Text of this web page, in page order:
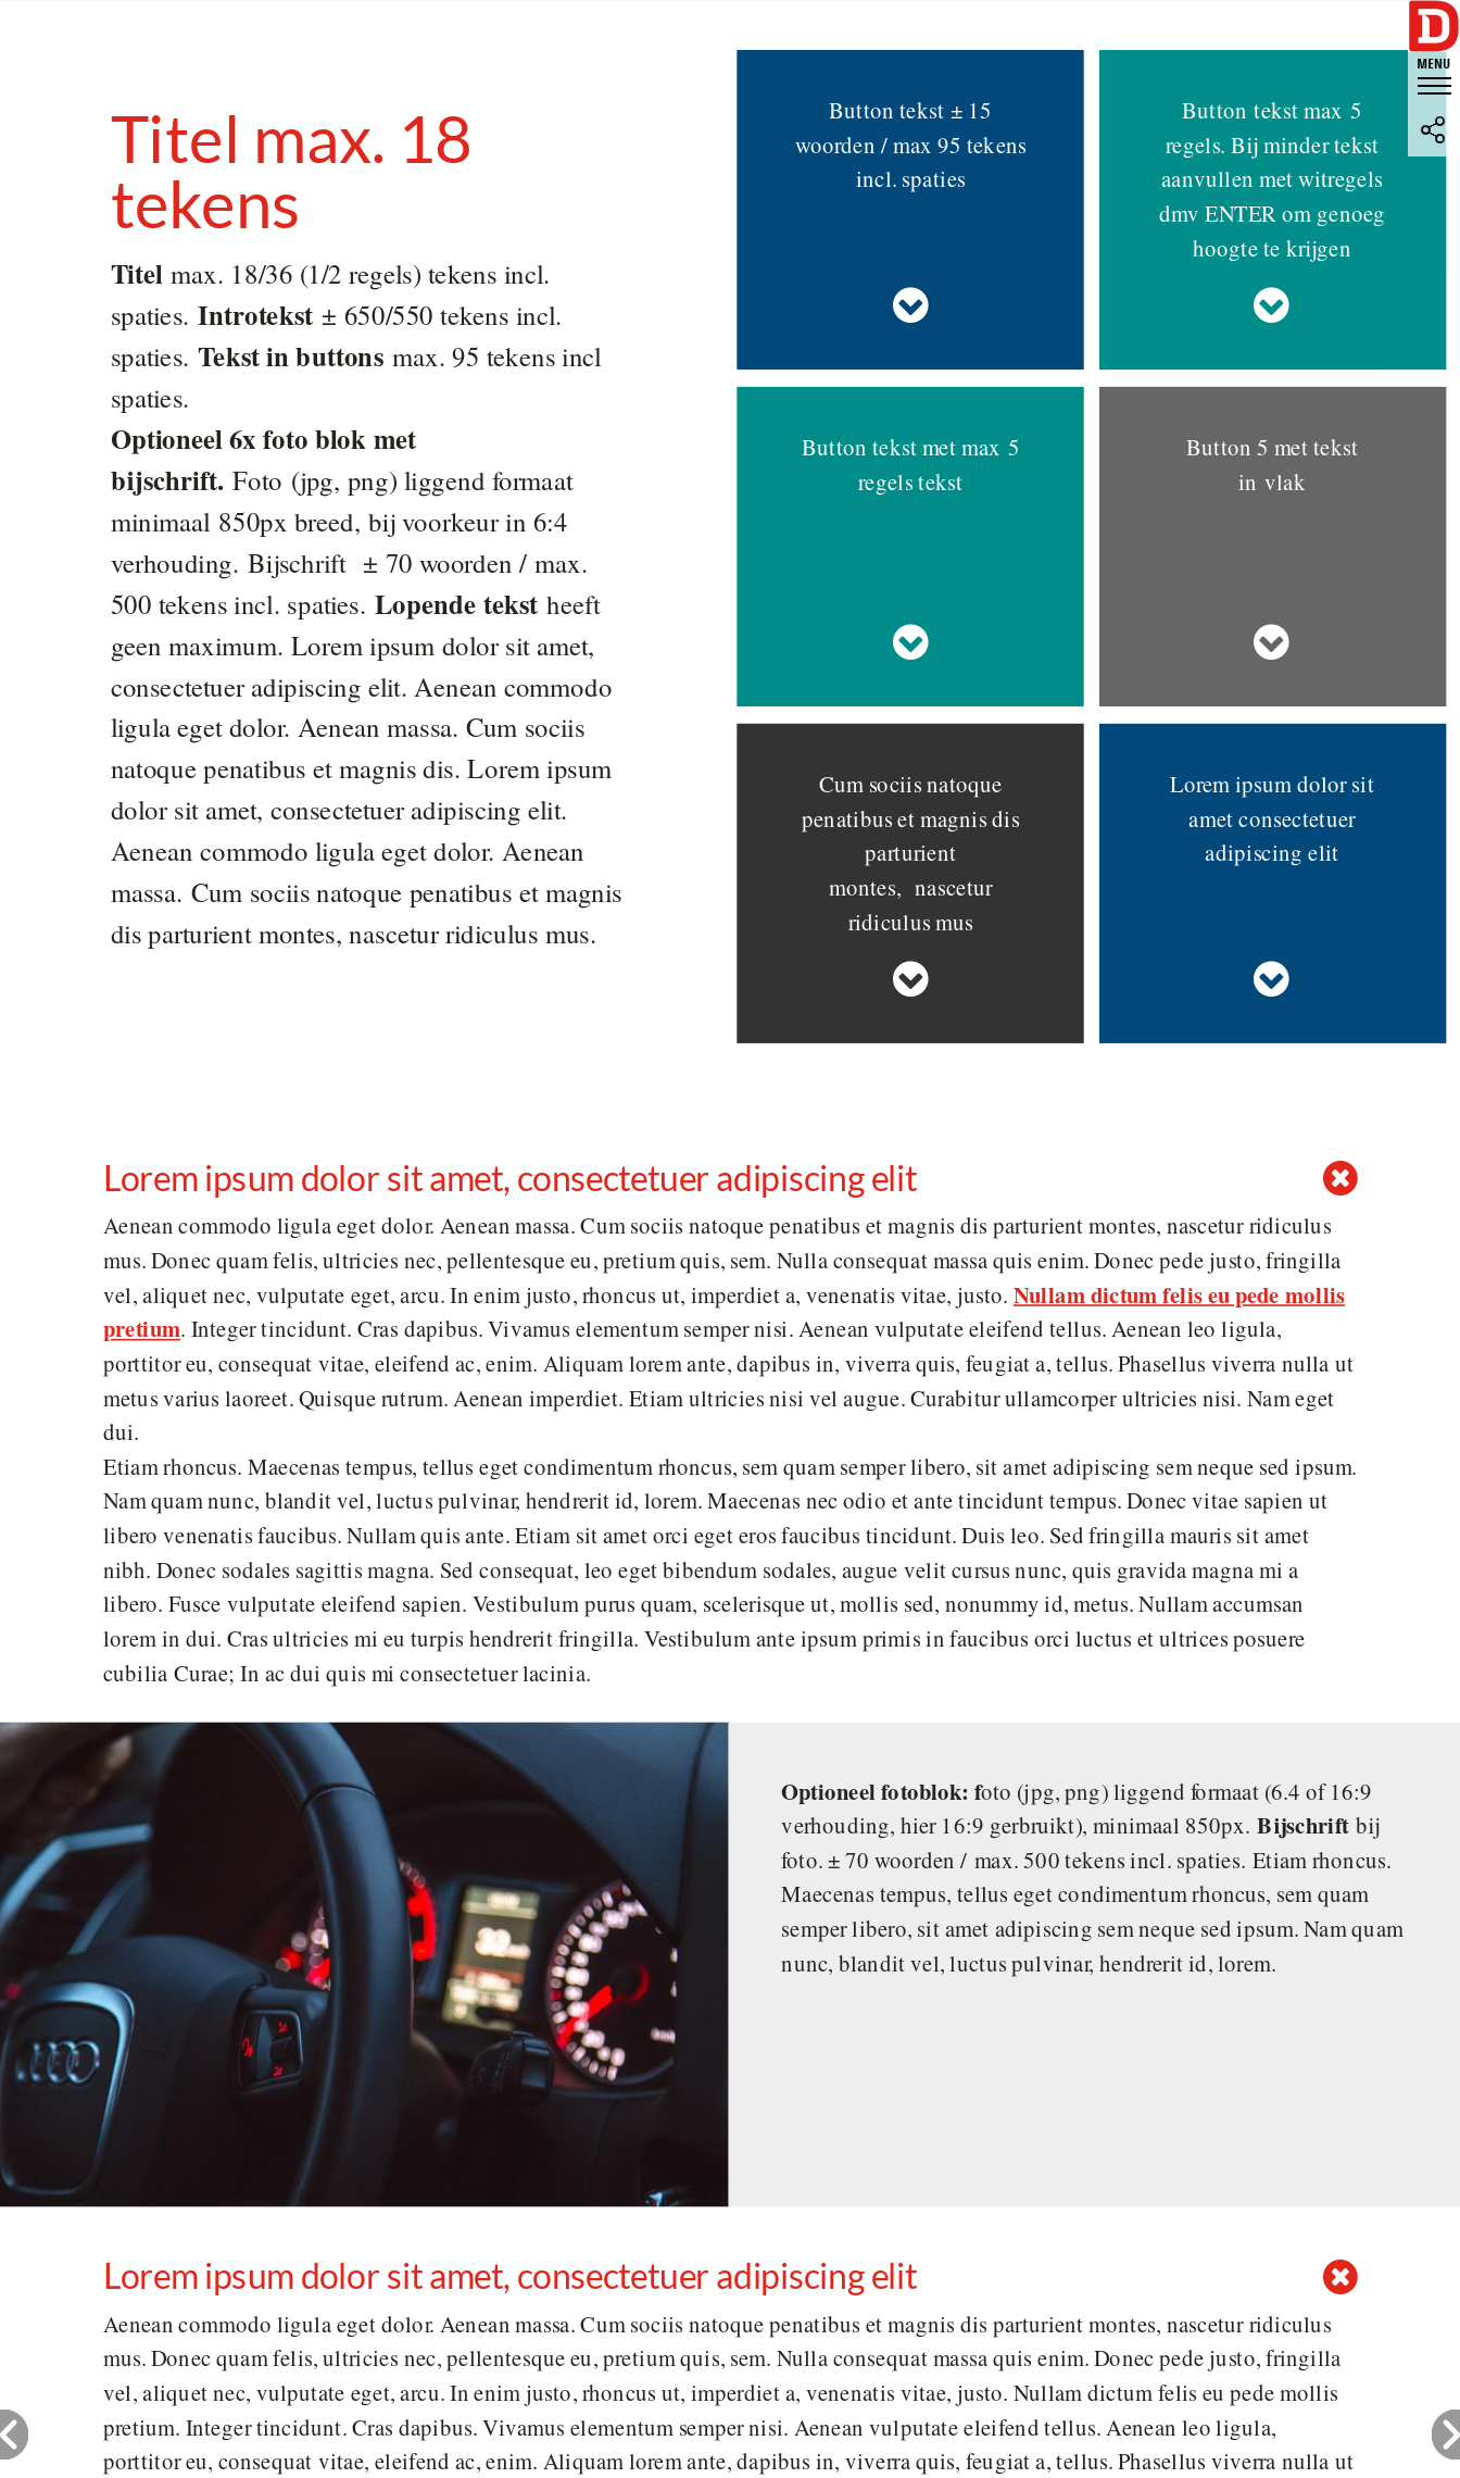
Titel max. 18
tekens
Titel max. 18/36 (1/2 regels) tekens incl.
spaties.Introtekst ± 650/550 tekens incl.
spaties.Tekst in buttonsmax. 95 tekens incl
spaties.
Optioneel 6x foto blok met
bijschrift. Foto (jpg, png) liggend formaat
minimaal 850px breed, bij voorkeur in 6:4
verhouding. Bijschrift ± 70 woorden / max.
500 tekens incl. spaties.Lopende tekst heeft
geen maximum. Lorem ipsum dolor sit amet,
consectetuer adipiscing elit. Aenean commodo
ligula eget dolor. Aenean massa. Cum sociis
natoque penatibus et magnis dis. Lorem ipsum
dolor sit amet, consectetuer adipiscing elit.
Aenean commodo ligula eget dolor. Aenean
massa. Cum sociis natoque penatibus et magnis
dis parturient montes, nascetur ridiculus mus.
Button tekst± 15
woorden / max 95 tekens
incl. spaties
Button tekst met max 5
regels tekst
Cum sociis natoque
penatibus et magnis dis
parturient
montes, nascetur
ridiculus mus
Button tekst max 5
regels. Bij minder tekst
aanvullen met witregels
dmv ENTER om genoeg
hoogte te krijgen
Button 5 met tekst
in vlak
Lorem ipsum dolor sit
amet consectetuer
adipiscing elit

Lorem ipsum dolor sit amet, consectetuer adipiscing elit
Aenean commodo ligula eget dolor. Aenean massa. Cum sociis natoque penatibus et magnis dis parturient montes, nascetur ridiculus
mus. Donec quam felis, ultricies nec, pellentesque eu, pretium quis, sem. Nulla consequat massa quis enim. Donec pede justo, fringilla
vel, aliquet nec, vulputate eget, arcu. In enim justo, rhoncus ut, imperdiet a, venenatis vitae, justo. Nullam dictum felis eu pede mollis
pretium. Integer tincidunt. Cras dapibus. Vivamus elementum semper nisi. Aenean vulputate eleifend tellus. Aenean leo ligula,
porttitor eu, consequat vitae, eleifend ac, enim. Aliquam lorem ante, dapibus in, viverra quis, feugiat a, tellus. Phasellus viverra nulla ut
metus varius laoreet. Quisque rutrum. Aenean imperdiet. Etiam ultricies nisi vel augue. Curabitur ullamcorper ultricies nisi. Nam eget
dui.
Etiam rhoncus. Maecenas tempus, tellus eget condimentum rhoncus, sem quam semper libero, sit amet adipiscing sem neque sed ipsum.
Nam quam nunc, blandit vel, luctus pulvinar, hendrerit id, lorem. Maecenas nec odio et ante tincidunt tempus. Donec vitae sapien ut
libero venenatis faucibus. Nullam quis ante. Etiam sit amet orci eget eros faucibus tincidunt. Duis leo. Sed fringilla mauris sit amet
nibh. Donec sodales sagittis magna. Sed consequat, leo eget bibendum sodales, augue velit cursus nunc, quis gravida magna mi a
libero. Fusce vulputate eleifend sapien. Vestibulum purus quam, scelerisque ut, mollis sed, nonummy id, metus. Nullam accumsan
lorem in dui. Cras ultricies mi eu turpis hendrerit fringilla. Vestibulum ante ipsum primis in faucibus orci luctus et ultrices posuere
cubilia Curae; In ac dui quis mi consectetuer lacinia.
Optioneel fotoblok: foto (jpg, png) liggend formaat (6.4 of 16:9
verhouding, hier 16:9 gerbruikt), minimaal 850px.Bijschriftbij
foto. ± 70 woorden / max. 500 tekens incl. spaties. Etiam rhoncus.
Maecenas tempus, tellus eget condimentum rhoncus, sem quam
semper libero, sit amet adipiscing sem neque sed ipsum. Nam quam
nunc, blandit vel, luctus pulvinar, hendrerit id, lorem.

Lorem ipsum dolor sit amet, consectetuer adipiscing elit
Aenean commodo ligula eget dolor. Aenean massa. Cum sociis natoque penatibus et magnis dis parturient montes, nascetur ridiculus
mus. Donec quam felis, ultricies nec, pellentesque eu, pretium quis, sem. Nulla consequat massa quis enim. Donec pede justo, fringilla
vel, aliquet nec, vulputate eget, arcu. In enim justo, rhoncus ut, imperdiet a, venenatis vitae, justo. Nullam dictum felis eu pede mollis
pretium. Integer tincidunt. Cras dapibus. Vivamus elementum semper nisi. Aenean vulputate eleifend tellus. Aenean leo ligula,
porttitor eu, consequat vitae, eleifend ac, enim. Aliquam lorem ante, dapibus in, viverra quis, feugiat a, tellus. Phasellus viverra nulla ut